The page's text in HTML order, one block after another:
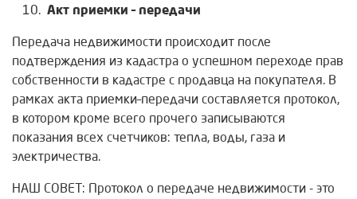
Акт приемки – передачи
Передача недвижимости происходит после
подтверждения из кадастра о успешном переходе прав
собственности в кадастре с продавца на покупателя. В
рамках акта приемки–передачи составляется протокол,
в котором кроме всего прочего записываются
показания всех счетчиков: тепла, воды, газа и
электричества.
НАШ СОВЕТ: Протокол о передаче недвижимости - это